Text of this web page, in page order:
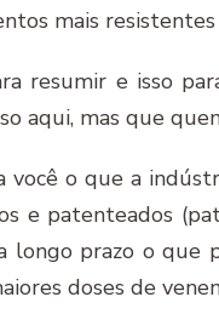
mais resistentes
resumir e isso
aqui, mas que
você o que a
e patenteados
longo prazo o que
doses de